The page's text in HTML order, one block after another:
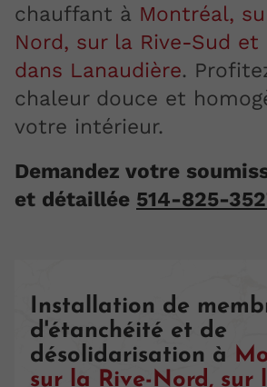
chauffant à Montréal,
Nord, sur la Rive-Sud et
dans Lanaudière.
chaleur douce et
votre intérieur.
Demandez votre
et détaillée 514-825-
Installation de
d'étanchéité et de
désolidarisation à
sur la Rive-Nord, sur